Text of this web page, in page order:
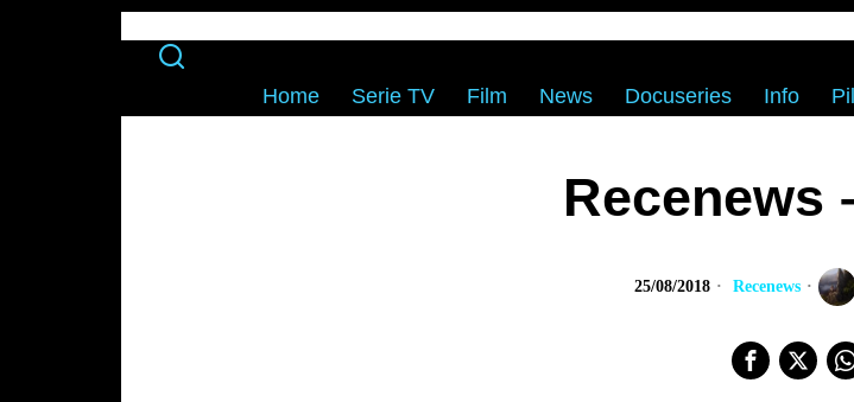
Home Serie TV Film News Docuseries Info
Recenews
25/08/2018 Recenews